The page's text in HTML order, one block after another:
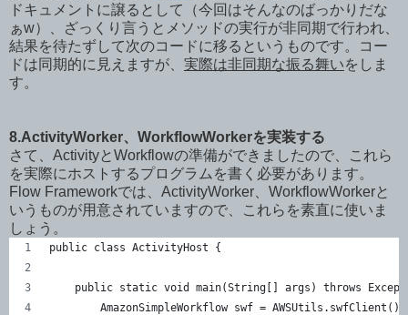
ドキュメントに譲るとして（今回はそんなのばっかりだな
ぁw）、ざっくり言うとメソッドの実行が非同期で行われ、
結果を待たずして次のコードに移るというものです。コー
ドは同期的に見えますが、 実際は非同期な振る舞いをしま
す。
8.ActivityWorker、WorkflowWorkerを実装する
さて、ActivityとWorkflowの準備ができましたので、これら
を実際にホストするプログラムを書く必要があります。
Flow Frameworkでは、ActivityWorker、WorkflowWorkerと
いうものが用意されていますので、これらを素直に使いま
しょう。
public class ActivityHost {
public static void main(String[] args) throws
        AmazonSimpleWorkflow swf = AWSUtils.swfClient();